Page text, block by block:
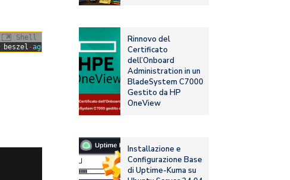
Shell
beszel -agent 2caa744e88ee Pull
Rinnovo del
Certificato
dell’Onboard
Administration in un
BladeSystem C7000
Gestito da HP
OneView
Installazione e
Configurazione Base
di Uptime-Kuma su